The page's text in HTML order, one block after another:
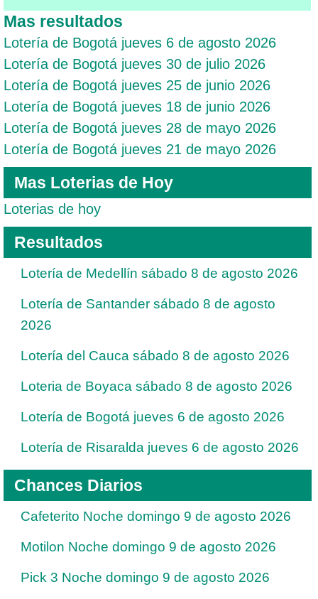
Mas resultados
Lotería de Bogotá jueves 6 de agosto 2026
Lotería de Bogotá jueves 30 de julio 2026
Lotería de Bogotá jueves 25 de junio 2026
Lotería de Bogotá jueves 18 de junio 2026
Lotería de Bogotá jueves 28 de mayo 2026
Lotería de Bogotá jueves 21 de mayo 2026
Mas Loterias de Hoy
Loterias de hoy
Resultados
Lotería de Medellín sábado 8 de agosto 2026
Lotería de Santander sábado 8 de agosto
2026
Lotería del Cauca sábado 8 de agosto 2026
Loteria de Boyaca sábado 8 de agosto 2026
Lotería de Bogotá jueves 6 de agosto 2026
Lotería de Risaralda jueves 6 de agosto 2026
Chances Diarios
Cafeterito Noche domingo 9 de agosto 2026
Motilon Noche domingo 9 de agosto 2026
Pick 3 Noche domingo 9 de agosto 2026